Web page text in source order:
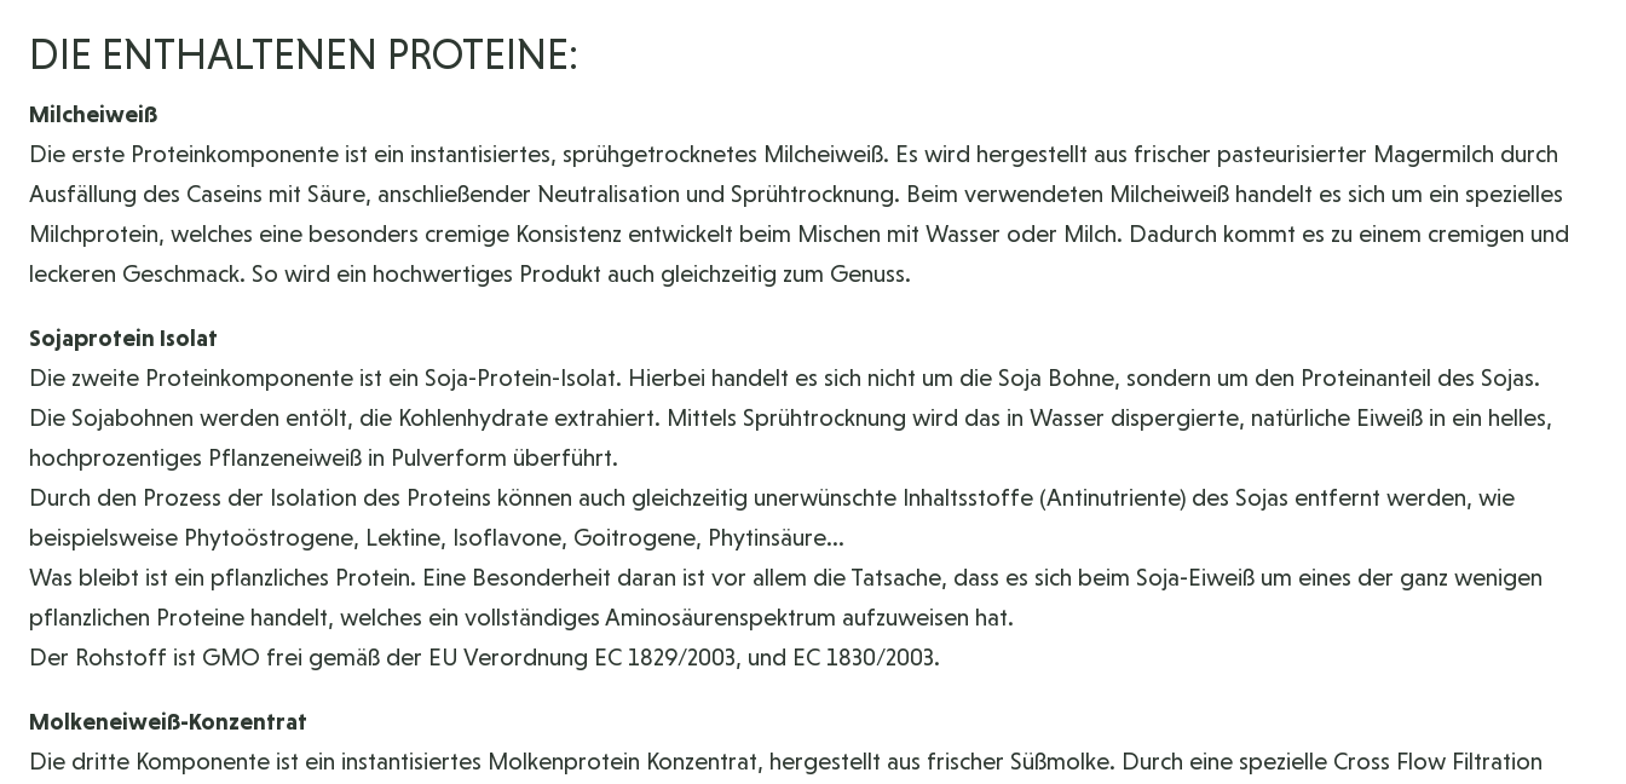
DIE ENTHALTENEN PROTEINE:
Milcheiweiß
Die erste Proteinkomponente ist ein instantisiertes, sprühgetrocknetes Milcheiweiß. Es wird hergestellt aus frischer pasteurisierter Magermilch durch
Ausfällung des Caseins mit Säure, anschließender Neutralisation und Sprühtrocknung. Beim verwendeten Milcheiweiß handelt es sich um ein spezielles
Milchprotein, welches eine besonders cremige Konsistenz entwickelt beim Mischen mit Wasser oder Milch. Dadurch kommt es zu einem cremigen und
leckeren Geschmack. So wird ein hochwertiges Produkt auch gleichzeitig zum Genuss.
Sojaprotein Isolat
Die zweite Proteinkomponente ist ein Soja-Protein-Isolat. Hierbei handelt es sich nicht um die Soja Bohne, sondern um den Proteinanteil des Sojas.
Die Sojabohnen werden entölt, die Kohlenhydrate extrahiert. Mittels Sprühtrocknung wird das in Wasser dispergierte, natürliche Eiweiß in ein helles,
hochprozentiges Pflanzeneiweiß in Pulverform überführt.
Durch den Prozess der Isolation des Proteins können auch gleichzeitig unerwünschte Inhaltsstoffe (Antinutriente) des Sojas entfernt werden, wie
beispielsweise Phytoöstrogene, Lektine, Isoflavone, Goitrogene, Phytinsäure...
Was bleibt ist ein pflanzliches Protein. Eine Besonderheit daran ist vor allem die Tatsache, dass es sich beim Soja-Eiweiß um eines der ganz wenigen
pflanzlichen Proteine handelt, welches ein vollständiges Aminosäurenspektrum aufzuweisen hat.
Der Rohstoff ist GMO frei gemäß der EU Verordnung EC 1829/2003, und EC 1830/2003.
Molkeneiweiß-Konzentrat
Die dritte Komponente ist ein instantisiertes Molkenprotein Konzentrat, hergestellt aus frischer Süßmolke. Durch eine spezielle Cross Flow Filtration